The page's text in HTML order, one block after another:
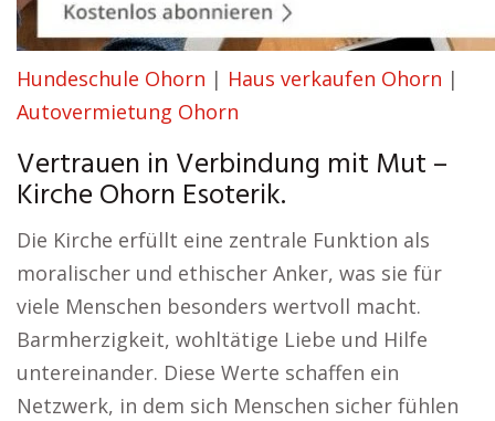
Hundeschule Ohorn | Haus verkaufen Ohorn |
Autovermietung Ohorn
Vertrauen in Verbindung mit Mut –
Kirche Ohorn Esoterik.
Die Kirche erfüllt eine zentrale Funktion als
moralischer und ethischer Anker, was sie für
viele Menschen besonders wertvoll macht.
Barmherzigkeit, wohltätige Liebe und Hilfe
untereinander. Diese Werte schaffen ein
Netzwerk, in dem sich Menschen sicher fühlen